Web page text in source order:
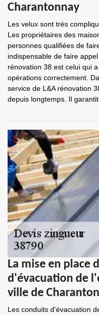
Charantonnay
Les velux sont très
Les propriétaires des
personnes qualifiées de
indispensable de faire
rénovation 38 est celui qui
opérations correctement.
service de L&A rénovation
depuis longtemps. Il
La mise en place
d'évacuation de
ville de
Les conduits d'évacuation